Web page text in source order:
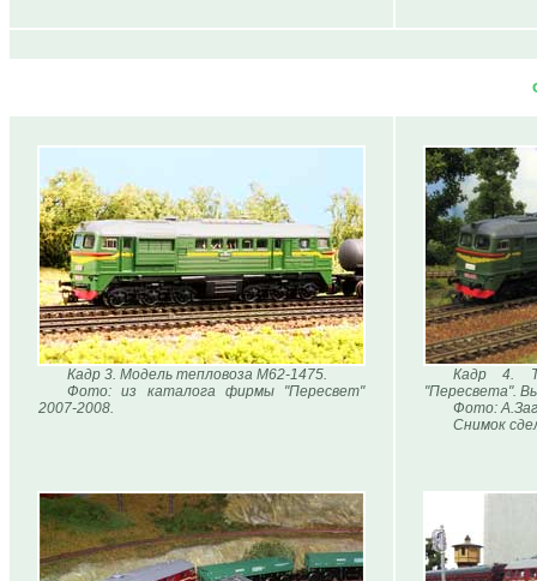
Кадр 3. Модель тепловоза М62-1475.
Фото: из каталога фирмы "Пересвет"
2007-2008.
Кадр 4.
"Пересвета".
Фото:
Снимок